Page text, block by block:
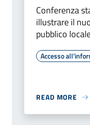
Conferenza
illustrare il
pubblico
Accesso
READ MORE